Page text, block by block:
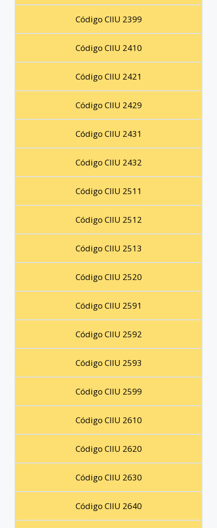
Código CIIU 2399
Código CIIU 2410
Código CIIU 2421
Código CIIU 2429
Código CIIU 2431
Código CIIU 2432
Código CIIU 2511
Código CIIU 2512
Código CIIU 2513
Código CIIU 2520
Código CIIU 2591
Código CIIU 2592
Código CIIU 2593
Código CIIU 2599
Código CIIU 2610
Código CIIU 2620
Código CIIU 2630
Código CIIU 2640